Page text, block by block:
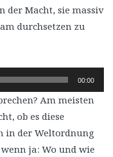
der Macht, sie massiv
durchsetzen zu
00:00
Am meisten
ob es diese
in der Weltordnung
ja: Wo und wie